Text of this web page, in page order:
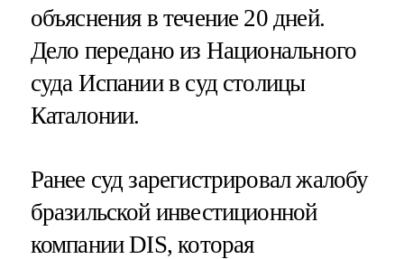
объяснения в течение 20 дней.
Дело передано из Национального
суда Испании в суд столицы
Каталонии.
Ранее суд зарегистрировал жалобу
бразильской инвестиционной
компании DIS, которая